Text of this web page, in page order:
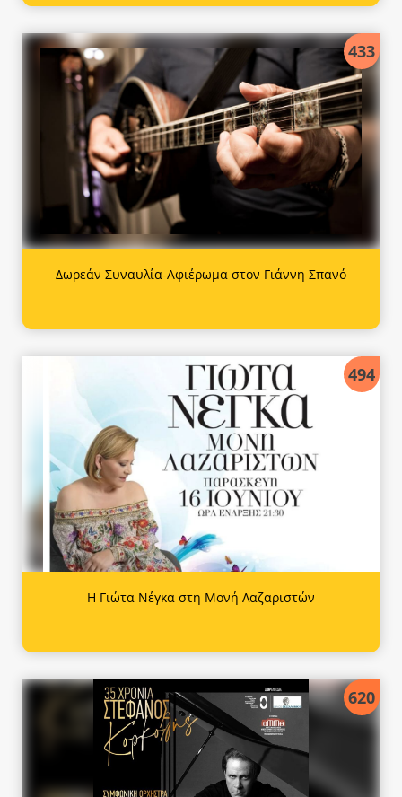
433
Δωρεάν Συναυλία-Αφιέρωμα στον Γιάννη Σπανό
494
Η Γιώτα Νέγκα στη Μονή Λαζαριστών
620